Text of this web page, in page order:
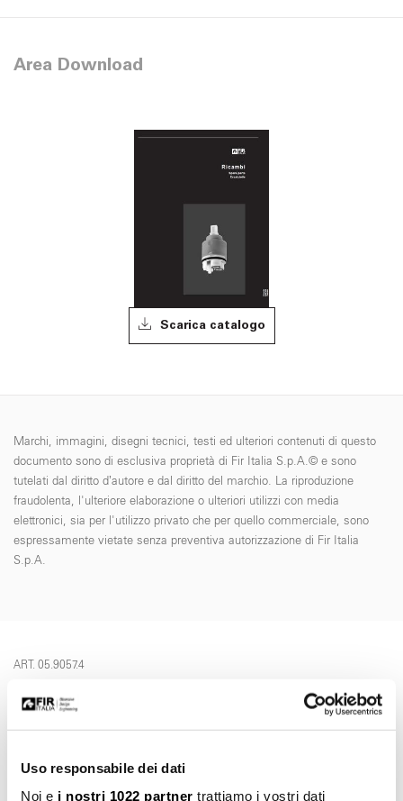
Uso responsabile dei dati
Noi e i nostri 1022 partner trattiamo i vostri dati
Area Download
Scarica catalogo
Marchi, immagini, disegni tecnici, testi ed ulteriori contenuti di questo
documento sono di esclusiva proprietà di Fir Italia S.p.A.© e sono
tutelati dal diritto d’autore e dal diritto del marchio. La riproduzione
fraudolenta, l'ulteriore elaborazione o ulteriori utilizzi con media
elettronici, sia per l'utilizzo privato che per quello commerciale, sono
espressamente vietate senza preventiva autorizzazione di Fir Italia
S.p.A.
ART. 05.9057.4
Richiedi informazioni
NOME *